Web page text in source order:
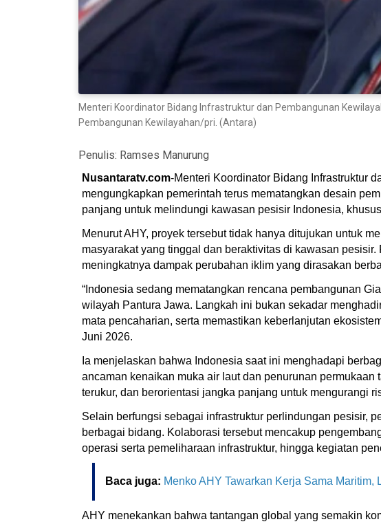
Menteri Koordinator Bidang Infrastruktur dan Pembangunan
Pembangunan Kewilayahan/pri. (Antara)
Penulis: Ramses Manurung
Nusantaratv.com-Menteri Koordinator Bidang Infrastruktur
mengungkapkan pemerintah terus mematangkan desain
panjang untuk melindungi kawasan pesisir Indonesia,
Menurut AHY, proyek tersebut tidak hanya ditujukan untuk
masyarakat yang tinggal dan beraktivitas di kawasan
meningkatnya dampak perubahan iklim yang dirasakan
“Indonesia sedang mematangkan rencana pembangunan
wilayah Pantura Jawa. Langkah ini bukan sekadar
mata pencaharian, serta memastikan keberlanjutan
Juni 2026.
Ia menjelaskan bahwa Indonesia saat ini menghadapi
ancaman kenaikan muka air laut dan penurunan
terukur, dan berorientasi jangka panjang untuk mengurangi
Selain berfungsi sebagai infrastruktur perlindungan pesisir,
berbagai bidang. Kolaborasi tersebut mencakup
operasi serta pemeliharaan infrastruktur, hingga kegiatan
Baca juga: Menko AHY Tawarkan Kerja Sama
AHY menekankan bahwa tantangan global yang semakin